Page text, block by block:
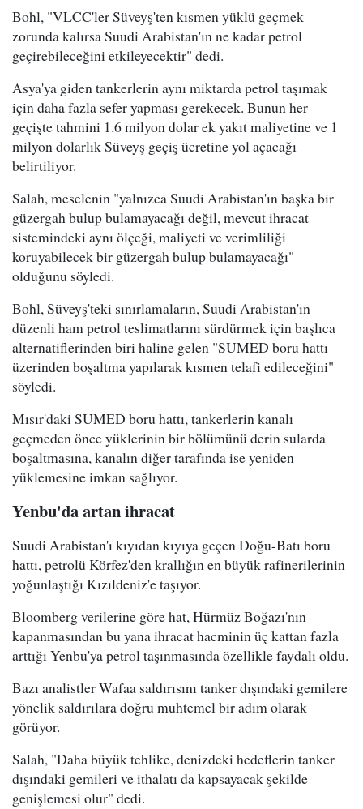
Bohl, "VLCC'ler Süveyş'ten kısmen yüklü geçmek
zorunda kalırsa Suudi Arabistan'ın ne kadar petrol
geçirebileceğini etkileyecektir" dedi.
Asya'ya giden tankerlerin aynı miktarda petrol taşımak
için daha fazla sefer yapması gerekecek. Bunun her
geçişte tahmini 1.6 milyon dolar ek yakıt maliyetine ve 1
milyon dolarlık Süveyş geçiş ücretine yol açacağı
belirtiliyor.
Salah, meselenin "yalnızca Suudi Arabistan'ın başka bir
güzergah bulup bulamayacağı değil, mevcut ihracat
sistemindeki aynı ölçeği, maliyeti ve verimliliği
koruyabilecek bir güzergah bulup bulamayacağı"
olduğunu söyledi.
Bohl, Süveyş'teki sınırlamaların, Suudi Arabistan'ın
düzenli ham petrol teslimatlarını sürdürmek için başlıca
alternatiflerinden biri haline gelen "SUMED boru hattı
üzerinden boşaltma yapılarak kısmen telafi edileceğini"
söyledi.
Mısır'daki SUMED boru hattı, tankerlerin kanalı
geçmeden önce yüklerinin bir bölümünü derin sularda
boşaltmasına, kanalın diğer tarafında ise yeniden
yüklemesine imkan sağlıyor.
Yenbu'da artan ihracat
Suudi Arabistan'ı kıyıdan kıyıya geçen Doğu-Batı boru
hattı, petrolü Körfez'den krallığın en büyük rafinerilerinin
yoğunlaştığı Kızıldeniz'e taşıyor.
Bloomberg verilerine göre hat, Hürmüz Boğazı'nın
kapanmasından bu yana ihracat hacminin üç kattan fazla
arttığı Yenbu'ya petrol taşınmasında özellikle faydalı oldu.
Bazı analistler Wafaa saldırısını tanker dışındaki gemilere
yönelik saldırılara doğru muhtemel bir adım olarak
görüyor.
Salah, "Daha büyük tehlike, denizdeki hedeflerin tanker
dışındaki gemileri ve ithalatı da kapsayacak şekilde
genişlemesi olur" dedi.